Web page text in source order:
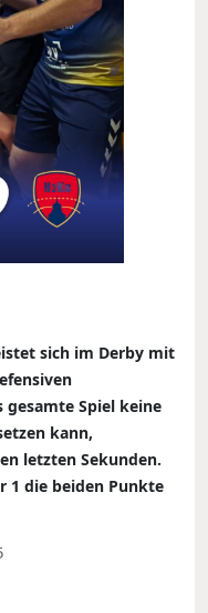
sich im Derby mit
gesamte Spiel keine
kann,
letzten Sekunden.
1 die beiden Punkte